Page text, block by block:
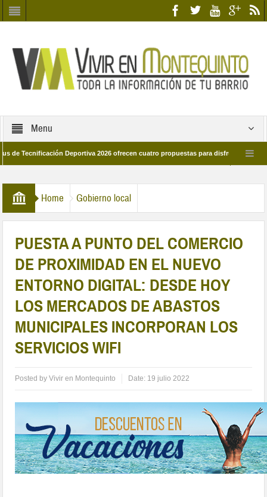
Menu
Deportiva 2026 ofrecen cuatro propuestas para disfrutar del deporte
Home Gobierno local
PUESTA A PUNTO DEL COMERCIO
DE PROXIMIDAD EN EL NUEVO
ENTORNO DIGITAL: DESDE HOY
LOS MERCADOS DE ABASTOS
MUNICIPALES INCORPORAN LOS
SERVICIOS WIFI
Posted byVivir en Montequinto Date: 19 julio 2022